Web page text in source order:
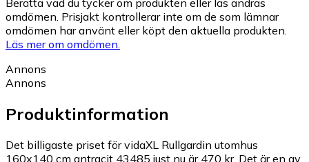
Berätta vad du tycker om produkten eller läs andras
omdömen. Prisjakt kontrollerar inte om de som lämnar
omdömen har använt eller köpt den aktuella produkten.
Läs mer om omdömen.
Annons
Annons
Produktinformation
Det billigaste priset för vidaXL Rullgardin utomhus
160x140 cm antracit 43485 just nu är 470 kr. Det är en av